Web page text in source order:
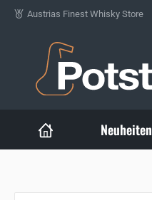
Zum Hauptinhalt springen
Austrias Finest Whisky Store
Neuheiten